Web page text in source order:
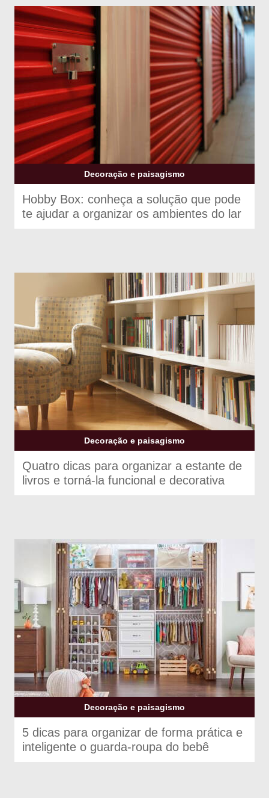
Decoração e paisagismo
Hobby Box: conheça a solução que pode
te ajudar a organizar os ambientes do lar
Decoração e paisagismo
Quatro dicas para organizar a estante de
livros e torná-la funcional e decorativa
Decoração e paisagismo
5 dicas para organizar de forma prática e
inteligente o guarda-roupa do bebê